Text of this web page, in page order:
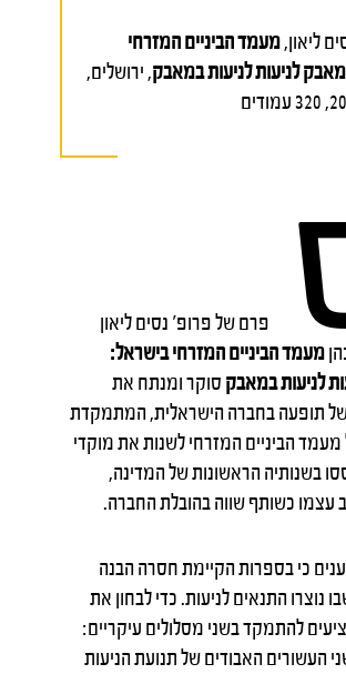
ליאון,מעמד הביניים המזרחי
לניעות לניעות במאבק, ירושלים,
פרם של פרופ' נסים ליאון
מעמד הביניים המזרחי בישראל:
לניעות במאבק סוקר ומנתח את
תופעה בחברה הישראלית, המתמקדת
הביניים המזרחי לשנות את מוקדי
בשנותיה הראשונות של המדינה,
כשותף שווה בהובלת החברה.
כי בספרות הקיימת חסרה הבנה
נוצרו התנאים לניעות. כדי לבחון את
להתמקד בשני מסלולים עיקריים:
העשורים האבודים של תנועת הניעות